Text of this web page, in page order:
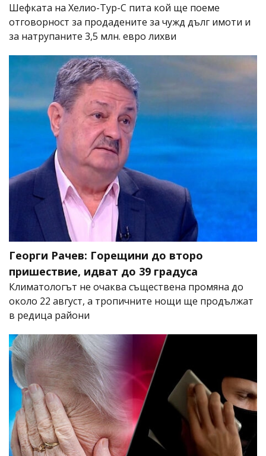
Шефката на Хелио-Тур-С пита кой ще поеме
отговорност за продадените за чужд дълг имоти и
за натрупаните 3,5 млн. евро лихви
Георги Рачев: Горещини до второ
пришествие, идват до 39 градуса
Климатологът не очаква съществена промяна до
около 22 август, а тропичните нощи ще продължат
в редица райони